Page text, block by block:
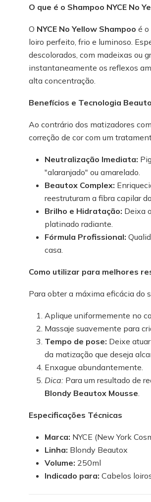
O que é o Shampoo NYCE No
O NYCE No Yellow Shampoo é
loiro perfeito, frio e luminoso.
descolorados, com madeixas ou
instantaneamente os reflexos
alta concentração.
Benefícios e Tecnologia
Ao contrário dos matizadores
correção de cor com um
Neutralização Imediata:
"alaranjado" ou amarelado.
Beautox Complex:
reestruturam a fibra capilar
Brilho e Hidratação: Deixa
platinado radiante.
Fórmula Profissional:
casa.
Como utilizar para melhores
Para obter a máxima eficácia do
Aplique uniformemente no
Massaje suavemente para
Tempo de pose: Deixe
da matização que deseja
Enxague abundantemente.
Dica: Para um resultado de
Blondy Beautox Mousse
Especificações Técnicas
Marca: NYCE (New York
Linha: Blondy Beautox
Volume: 250ml
Indicado para: Cabelos